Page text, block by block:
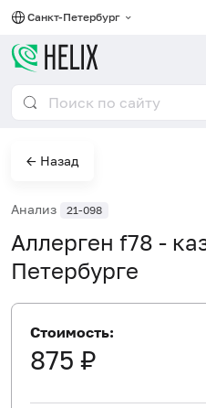
Санкт-Петербург
← Назад
Анализ 21-098
Аллерген f78 -
Петербурге
Стоимость:
875 ₽